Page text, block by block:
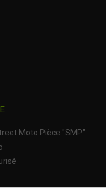
Moto Pièce "SMP"